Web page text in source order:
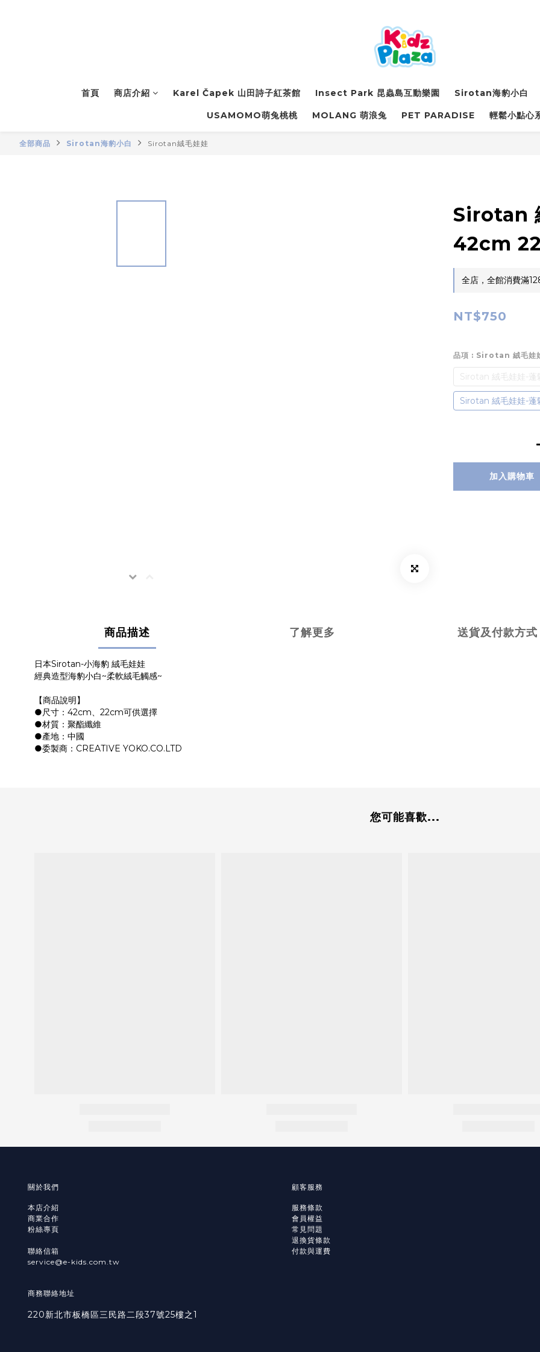
首頁 商店介紹 Karel Čapek 山田詩子紅茶館 Insect Park 昆蟲島互動樂園 Sirotan海豹小白
USAMOMO萌兔桃桃 MOLANG 萌浪兔 PET PARADISE 輕鬆小點心
全部商品 Sirotan海豹小白 Sirotan絨毛娃娃
Sirotan
42cm
全店，全館消費滿
NT$750
品項 : Sirotan 絨毛娃
Sirotan 絨毛娃娃-
Sirotan 絨毛娃娃-
加入購物車
商品描述 了解更多 送貨及付款方式
日本Sirotan-小海豹 絨毛娃娃
經典造型海豹小白~柔軟絨毛觸感~
【商品說明】
●尺寸：42cm、22cm可供選擇
●材質：聚酯纖維
●產地：中國
●委製商：CREATIVE YOKO.CO.LTD
您可能喜歡...
關於我們
本店介紹
商業合作
粉絲專頁
聯絡信箱
service@e-kids.com.tw
商務聯絡地址
220新北市板橋區三民路二段37號25樓之1
顧客服務
服務條款
會員權益
常見問題
退換貨條款
付款與運費